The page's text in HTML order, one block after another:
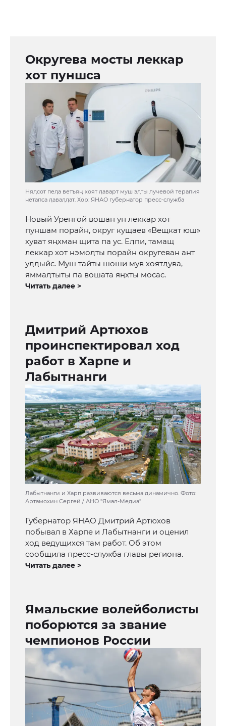
Округева мосты леккар
хот пуншса
Няӆсот пеӆа ветъяң хоят ӆаварт муш эӆты лучевой терапия
нётапса ӆаваӆӆат. Хор: ЯНАО губернатор пресс-служба
Новый Уренгой вошан ун леккар хот
пуншам порайн, округ кущаев «Вещкат юш»
хуват яңхман щита па ус. Еӆпи, тамащ
леккар хот нэмоӆты порайн округеван ант
уӆӆыйс. Муш тайты шоши мув хоятӆува,
яммаӆтыты па вошата яңхты мосас.
Читать далее >
Дмитрий Артюхов
проинспектировал ход
работ в Харпе и
Лабытнанги
Лабытнанги и Харп развиваются весьма динамично. Фото:
Артамохин Сергей / АНО "Ямал-Медиа"
Губернатор ЯНАО Дмитрий Артюхов
побывал в Харпе и Лабытнанги и оценил
ход ведущихся там работ. Об этом
сообщила пресс-служба главы региона.
Читать далее >
Ямальские волейболисты
поборются за звание
чемпионов России